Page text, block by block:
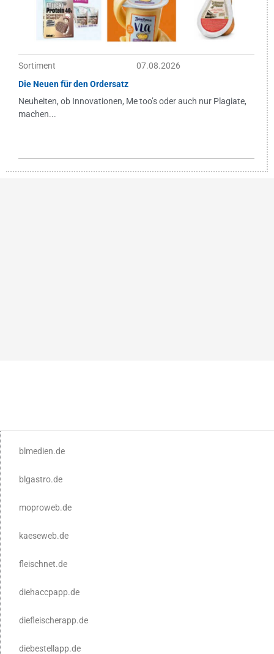
Sortiment
07.08.2026
Die Neuen für den Ordersatz
Neuheiten, ob Innovationen, Me too’s oder auch nur Plagiate,
machen...
blmedien.de
blgastro.de
moproweb.de
kaeseweb.de
fleischnet.de
diehaccpapp.de
diefleischerapp.de
diebestellapp.de